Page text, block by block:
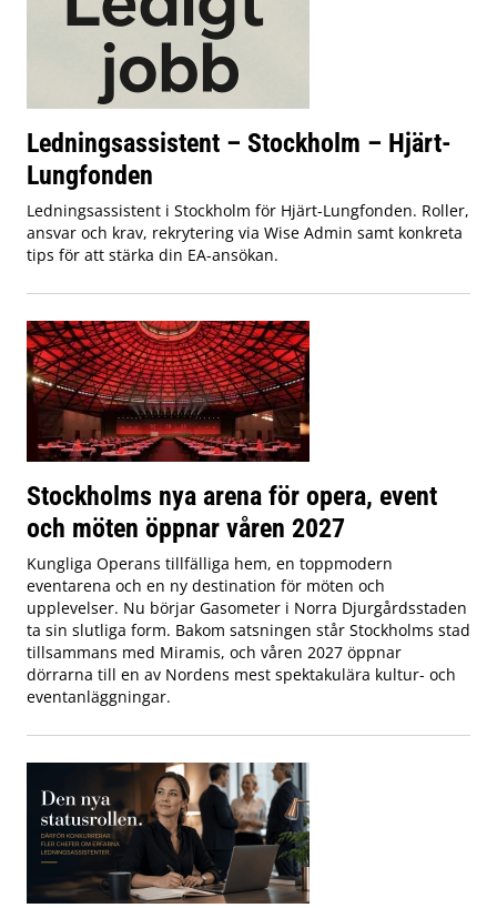
Ledningsassistent – Stockholm – Hjärt-
Lungfonden
Ledningsassistent i Stockholm för Hjärt-Lungfonden. Roller,
ansvar och krav, rekrytering via Wise Admin samt konkreta
tips för att stärka din EA-ansökan.
Stockholms nya arena för opera, event
och möten öppnar våren 2027
Kungliga Operans tillfälliga hem, en toppmodern
eventarena och en ny destination för möten och
upplevelser. Nu börjar Gasometer i Norra Djurgårdsstaden
ta sin slutliga form. Bakom satsningen står Stockholms stad
tillsammans med Miramis, och våren 2027 öppnar
dörrarna till en av Nordens mest spektakulära kultur- och
eventanläggningar.